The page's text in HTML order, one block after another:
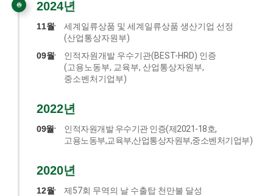
2024년
11월
세계일류상품 및 세계일류상품 생산기업 선정
(산업통상자원부)
09월
인적자원개발 우수기관(BEST-HRD) 인증
(고용노동부, 교육부, 산업통상자원부,
중소벤처기업부)
2022년
09월
인적자원개발 우수기관 인증(제2021-18호,
고용노동부,교육부,산업통상자원부,중소벤처기업부)
2020년
12월 제57회 무역의 날 수출탑 천만불 달성